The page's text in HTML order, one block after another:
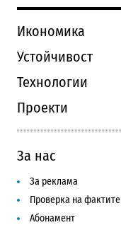
Икономика
Устойчивост
Технологии
Проекти
За нас
За реклама
Проверка на фактите
Абонамент